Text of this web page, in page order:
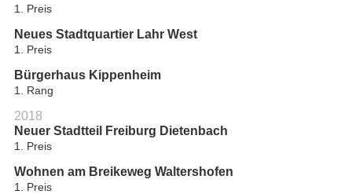
1. Preis
Neues Stadtquartier Lahr West
1. Preis
Bürgerhaus Kippenheim
1. Rang
2018
Neuer Stadtteil Freiburg Dietenbach
1. Preis
Wohnen am Breikeweg Waltershofen
1. Preis